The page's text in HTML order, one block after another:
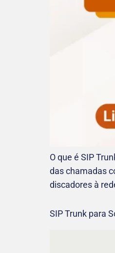
O que é SIP
das chamadas
discadores à
SIP Trunk para